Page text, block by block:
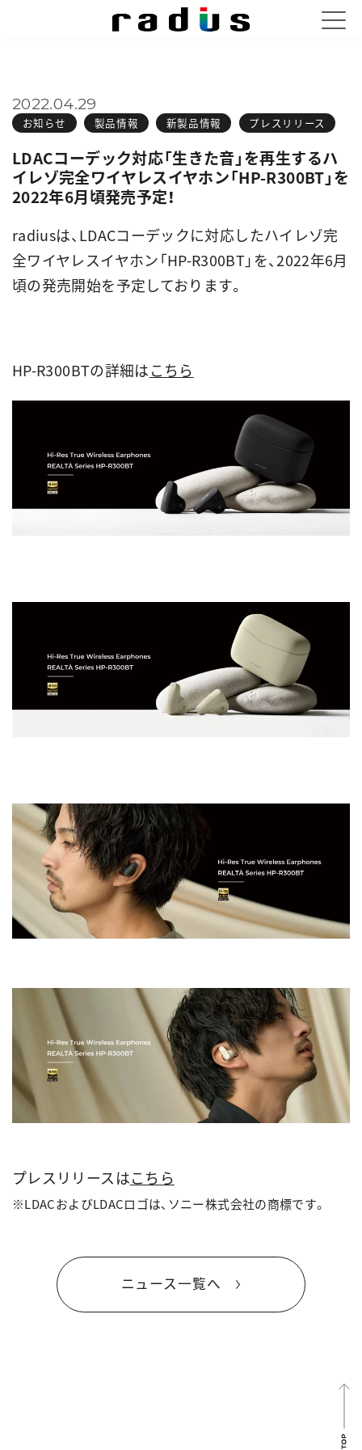
お知らせ 製品情報 新製品情報 プレスリリース
2022.04.29
LDACコーデック対応「生きた音」を再生するハ
イレゾ完全ワイヤレスイヤホン「HP-R300BT」を
2022年6月頃発売予定！
radiusは、LDACコーデックに対応したハイレゾ完
全ワイヤレスイヤホン「HP-R300BT」を、2022年6月
頃の発売開始を予定しております。
HP-R300BTの詳細はこちら
プレスリリースはこちら
※LDACおよびLDACロゴは、ソニー株式会社の商標です。
ニュース一覧へ